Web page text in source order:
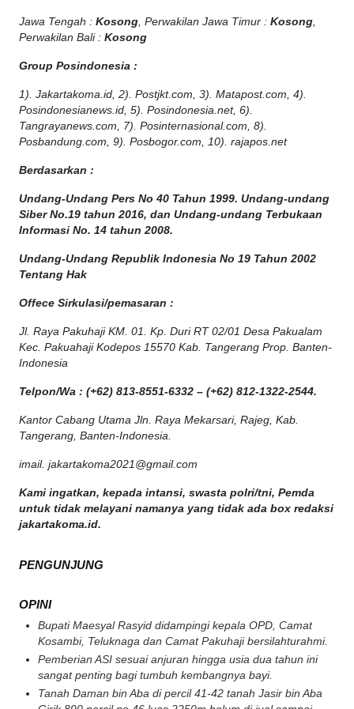
Jawa Tengah : Kosong , Perwakilan Jawa Timur : Kosong
Perwakilan Bali : Kosong
Group Posindonesia :
1). Jakartakoma.id, 2). Postjkt.com, 3). Matapost.com, 4).
Posindonesianews.id, 5). Posindonesia.net, 6).
Tangrayanews.com, 7). Posinternasional.com, 8).
Posbandung.com, 9). Posbogor.com, 10). rajapos.net
Berdasarkan :
Undang-Undang Pers No 40 Tahun 1999. Undang-undang
Siber No.19 tahun 2016, dan Undang-undang Terbukaan
Informasi No. 14 tahun 2008.
Undang-Undang Republik Indonesia No 19 Tahun 2002
Tentang Hak
Offece Sirkulasi/pemasaran :
Jl. Raya Pakuhaji KM. 01. Kp. Duri RT 02/01 Desa Pakualam
Kec. Pakuahaji Kodepos 15570 Kab. Tangerang Prop. Banten-
Indonesia
Telpon/Wa : (+62) 813-8551-6332 – (+62) 812-1322-2544.
Kantor Cabang Utama Jln. Raya Mekarsari, Rajeg, Kab.
Tangerang, Banten-Indonesia.
imail. jakartakoma2021@gmail.com
Kami ingatkan, kepada intansi, swasta polri/tni, Pemda
untuk tidak melayani namanya yang tidak ada box redaksi
jakartakoma.id.
PENGUNJUNG
OPINI
Bupati Maesyal Rasyid didampingi kepala OPD, Camat
Kosambi, Teluknaga dan Camat Pakuhaji bersilahturahmi.
Pemberian ASI sesuai anjuran hingga usia dua tahun ini
sangat penting bagi tumbuh kembangnya bayi.
Tanah Daman bin Aba di percil 41-42 tanah Jasir bin Aba